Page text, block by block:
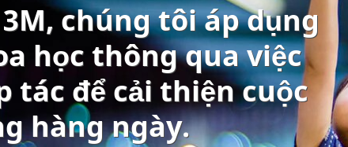
chúng tôi áp dụng
học thông qua việc
tác để cải thiện cuộc
hàng ngày.